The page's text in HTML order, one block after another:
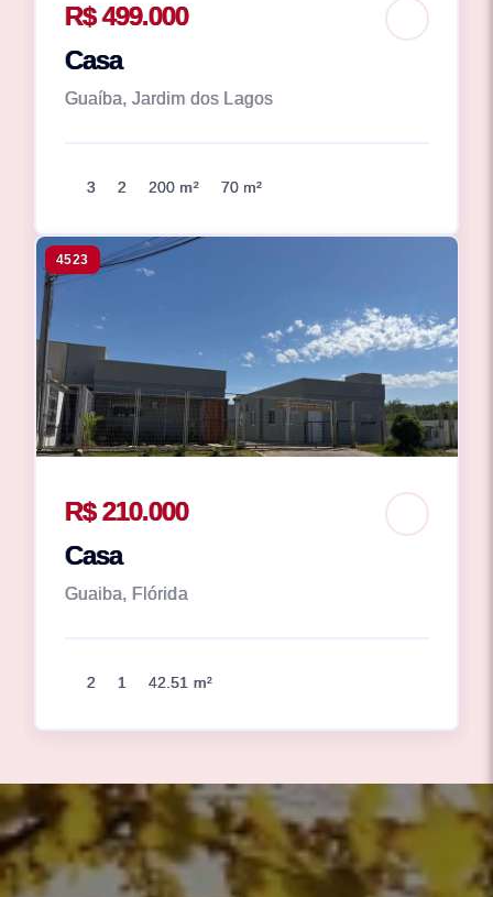
R$ 499.000
Casa
Guaíba, Jardim dos Lagos
3 2 200 m² 70 m²
4523
R$ 210.000
Casa
Guaiba, Flórida
2 1 42.51 m²